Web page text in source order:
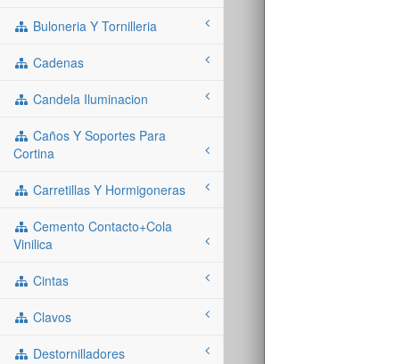
Buloneria Y Tornilleria
Cadenas
Candela Iluminacion
Caños Y Soportes Para
Cortina
Carretillas Y Hormigoneras
Cemento Contacto+cola
Vinilica
Cintas
Clavos
Destornilladores